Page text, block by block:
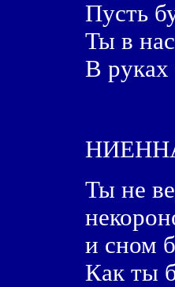
Пусть
Ты в
В
Ты не
и сном
Как ты